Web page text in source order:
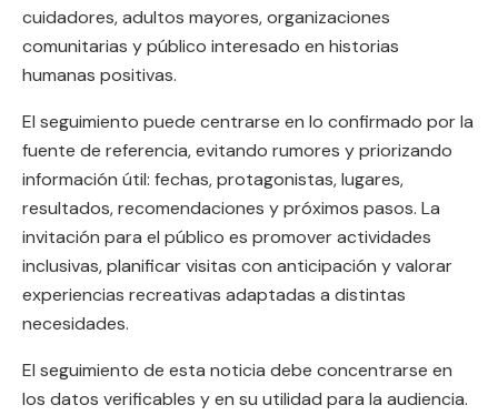
cuidadores, adultos mayores, organizaciones
comunitarias y público interesado en historias
humanas positivas.
El seguimiento puede centrarse en lo confirmado por la
fuente de referencia, evitando rumores y priorizando
información útil: fechas, protagonistas, lugares,
resultados, recomendaciones y próximos pasos. La
invitación para el público es promover actividades
inclusivas, planificar visitas con anticipación y valorar
experiencias recreativas adaptadas a distintas
necesidades.
El seguimiento de esta noticia debe concentrarse en
los datos verificables y en su utilidad para la audiencia.